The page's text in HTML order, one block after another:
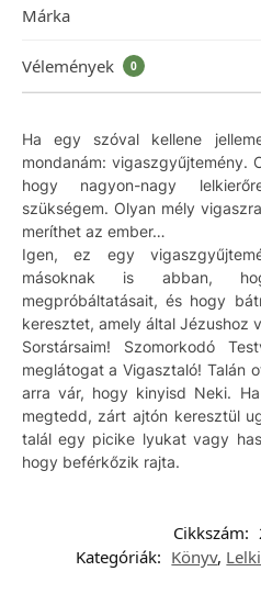
Márka
Vélemények 0
Ha egy szóval kellene
mondanám: vigaszgyűjtemény.
hogy nagyon-nagy
szükségem. Olyan mély
meríthet az ember…
Igen, ez egy
másoknak is abban,
megpróbáltatásait, és hogy
keresztet, amely által Jézushoz
Sorstársaim! Szomorkodó
meglátogat a Vigasztaló! Talán
arra vár, hogy kinyisd Neki.
megtedd, zárt ajtón keresztül
talál egy picike lyukat vagy
hogy beférkőzik rajta.
Cikkszám:
Kategóriák: Könyv,